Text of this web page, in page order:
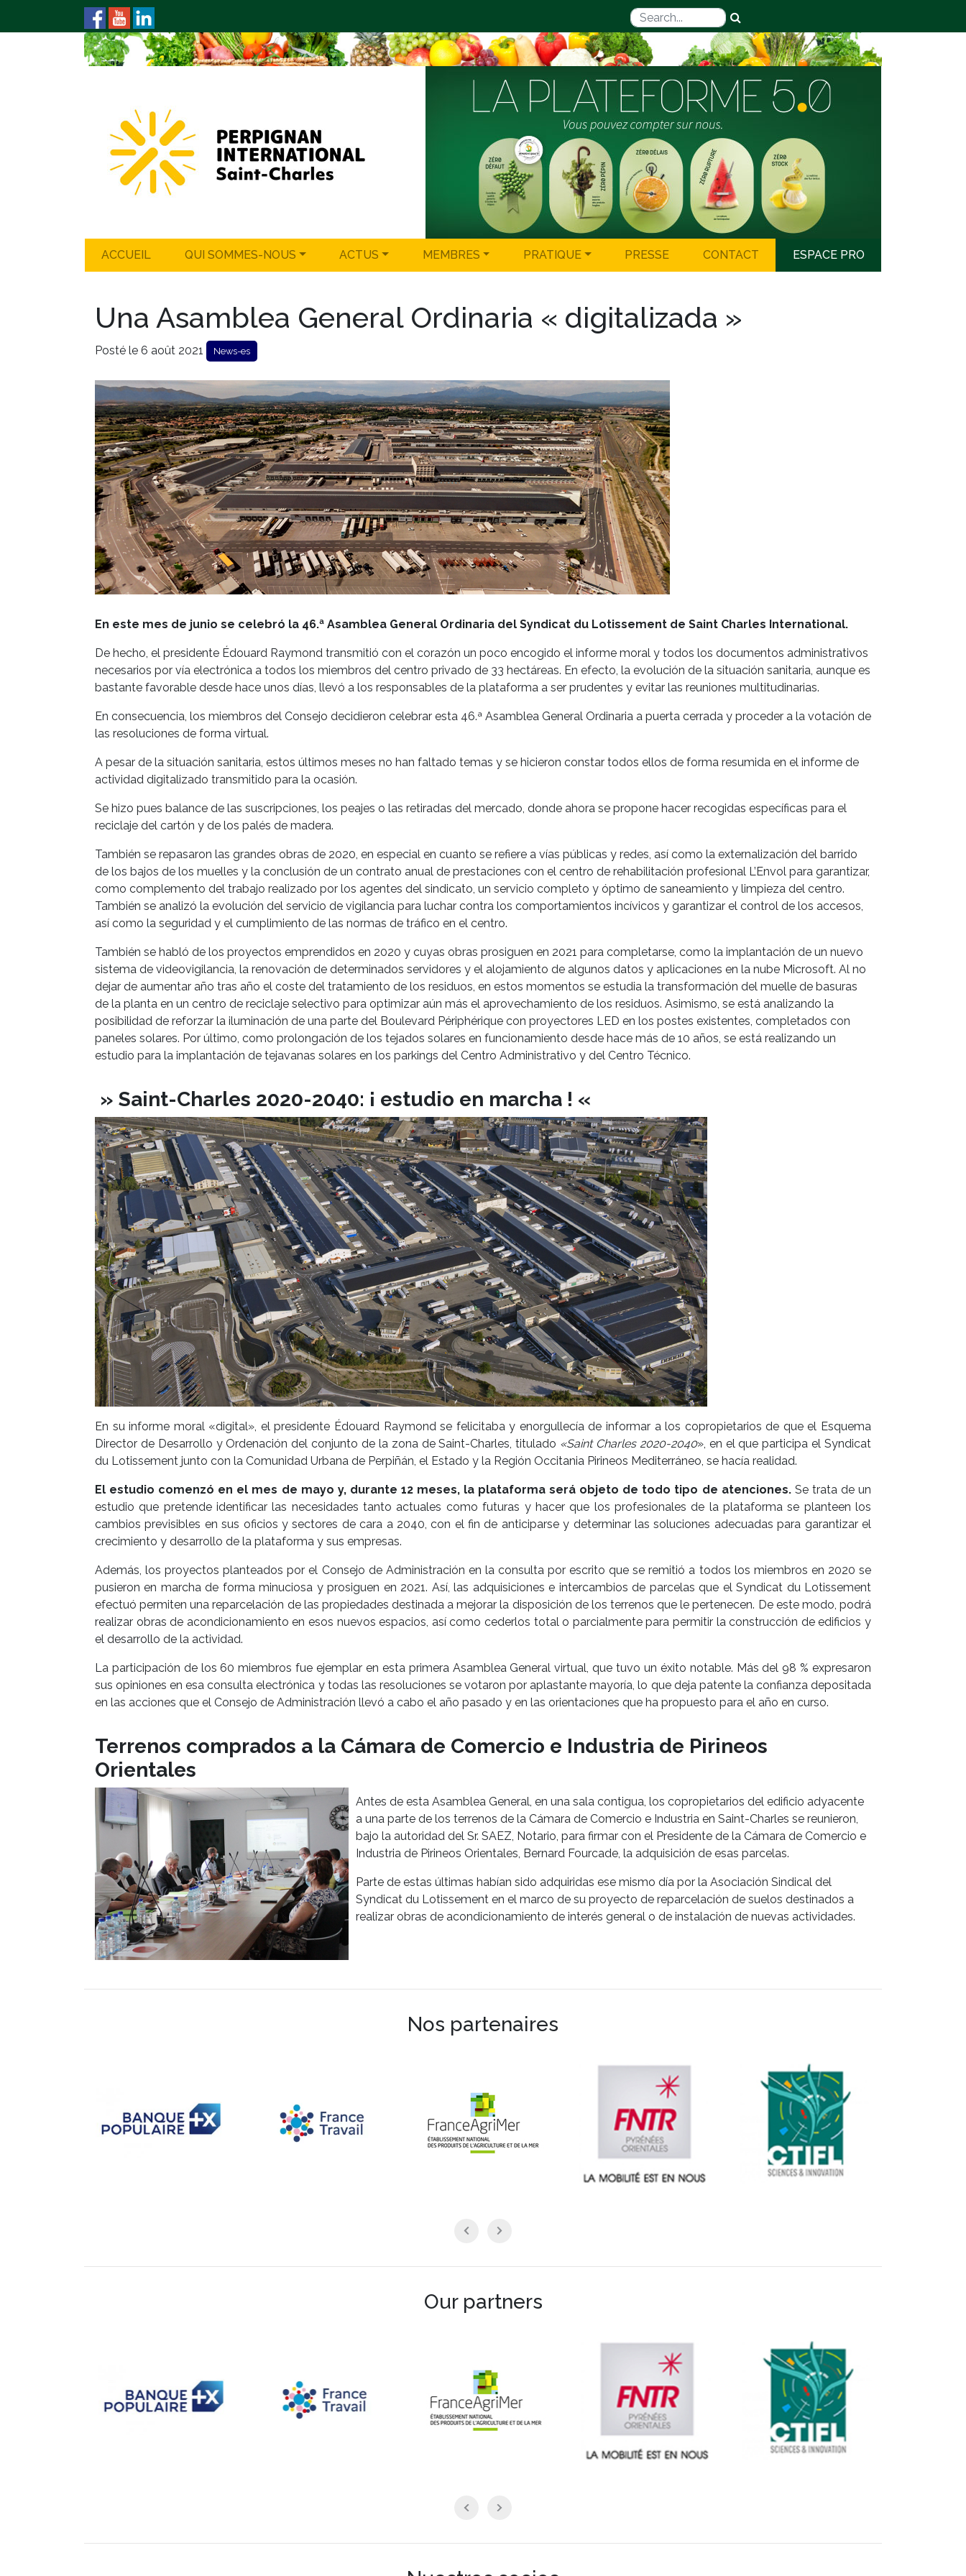
ACCUEIL QUI SOMMES-NOUS ACTUS MEMBRES PRATIQUE PRESSE CONTACT ESPACE PRO
Una Asamblea General Ordinaria « digitalizada »
Posté le 6 août 2021 News-es
En este mes de junio se celebró la 46.ª Asamblea General Ordinaria del Syndicat du Lotissement de Saint Charles International.
De hecho, el presidente Édouard Raymond transmitió con el corazón un poco encogido el informe moral y todos los documentos administrativos
necesarios por vía electrónica a todos los miembros del centro privado de 33 hectáreas. En efecto, la evolución de la situación sanitaria, aunque es
bastante favorable desde hace unos días, llevó a los responsables de la plataforma a ser prudentes y evitar las reuniones multitudinarias.
En consecuencia, los miembros del Consejo decidieron celebrar esta 46.ª Asamblea General Ordinaria a puerta cerrada y proceder a la votación de
las resoluciones de forma virtual.
A pesar de la situación sanitaria, estos últimos meses no han faltado temas y se hicieron constar todos ellos de forma resumida en el informe de
actividad digitalizado transmitido para la ocasión.
Se hizo pues balance de las suscripciones, los peajes o las retiradas del mercado, donde ahora se propone hacer recogidas específicas para el
reciclaje del cartón y de los palés de madera.
También se repasaron las grandes obras de 2020, en especial en cuanto se refiere a vías públicas y redes, así como la externalización del barrido
de los bajos de los muelles y la conclusión de un contrato anual de prestaciones con el centro de rehabilitación profesional L’Envol para garantizar,
como complemento del trabajo realizado por los agentes del sindicato, un servicio completo y óptimo de saneamiento y limpieza del centro.
También se analizó la evolución del servicio de vigilancia para luchar contra los comportamientos incívicos y garantizar el control de los accesos,
así como la seguridad y el cumplimiento de las normas de tráfico en el centro.
También se habló de los proyectos emprendidos en 2020 y cuyas obras prosiguen en 2021 para completarse, como la implantación de un nuevo
sistema de videovigilancia, la renovación de determinados servidores y el alojamiento de algunos datos y aplicaciones en la nube Microsoft. Al no
dejar de aumentar año tras año el coste del tratamiento de los residuos, en estos momentos se estudia la transformación del muelle de basuras
de la planta en un centro de reciclaje selectivo para optimizar aún más el aprovechamiento de los residuos. Asimismo, se está analizando la
posibilidad de reforzar la iluminación de una parte del Boulevard Périphérique con proyectores LED en los postes existentes, completados con
paneles solares. Por último, como prolongación de los tejados solares en funcionamiento desde hace más de 10 años, se está realizando un
estudio para la implantación de tejavanas solares en los parkings del Centro Administrativo y del Centro Técnico.
» Saint-Charles 2020-2040: ¡ estudio en marcha ! «
En su informe moral «digital», el presidente Édouard Raymond se felicitaba y enorgullecía de informar a los copropietarios de que el Esquema
Director de Desarrollo y Ordenación del conjunto de la zona de Saint-Charles, titulado «Saint Charles 2020-2040», en el que participa el Syndicat
du Lotissement junto con la Comunidad Urbana de Perpiñán, el Estado y la Región Occitania Pirineos Mediterráneo, se hacía realidad.
El estudio comenzó en el mes de mayo y, durante 12 meses, la plataforma será objeto de todo tipo de atenciones.Se trata de un
estudio que pretende identificar las necesidades tanto actuales como futuras y hacer que los profesionales de la plataforma se planteen los
cambios previsibles en sus oficios y sectores de cara a 2040, con el fin de anticiparse y determinar las soluciones adecuadas para garantizar el
crecimiento y desarrollo de la plataforma y sus empresas.
Además, los proyectos planteados por el Consejo de Administración en la consulta por escrito que se remitió a todos los miembros en 2020 se
pusieron en marcha de forma minuciosa y prosiguen en 2021. Así, las adquisiciones e intercambios de parcelas que el Syndicat du Lotissement
efectuó permiten una reparcelación de las propiedades destinada a mejorar la disposición de los terrenos que le pertenecen. De este modo, podrá
realizar obras de acondicionamiento en esos nuevos espacios, así como cederlos total o parcialmente para permitir la construcción de edificios y
el desarrollo de la actividad.
La participación de los 60 miembros fue ejemplar en esta primera Asamblea General virtual, que tuvo un éxito notable. Más del 98 % expresaron
sus opiniones en esa consulta electrónica y todas las resoluciones se votaron por aplastante mayoría, lo que deja patente la confianza depositada
en las acciones que el Consejo de Administración llevó a cabo el año pasado y en las orientaciones que ha propuesto para el año en curso.
Terrenos comprados a la Cámara de Comercio e Industria de Pirineos
Orientales
Antes de esta Asamblea General, en una sala contigua, los copropietarios del edificio adyacente
a una parte de los terrenos de la Cámara de Comercio e Industria en Saint-Charles se reunieron,
bajo la autoridad del Sr. SAEZ, Notario, para firmar con el Presidente de la Cámara de Comercio e
Industria de Pirineos Orientales, Bernard Fourcade, la adquisición de esas parcelas.
Parte de estas últimas habían sido adquiridas ese mismo día por la Asociación Sindical del
Syndicat du Lotissement en el marco de su proyecto de reparcelación de suelos destinados a
realizar obras de acondicionamiento de interés general o de instalación de nuevas actividades.
Nos partenaires
Our partners